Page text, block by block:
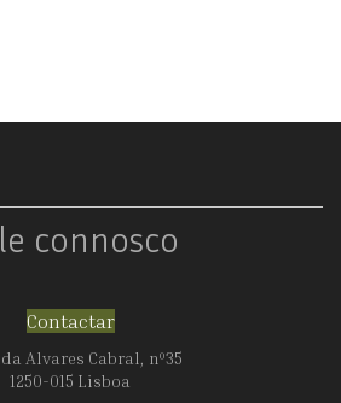
connosco
Contactar
Alvares Cabral, nº35
1250-015 Lisboa